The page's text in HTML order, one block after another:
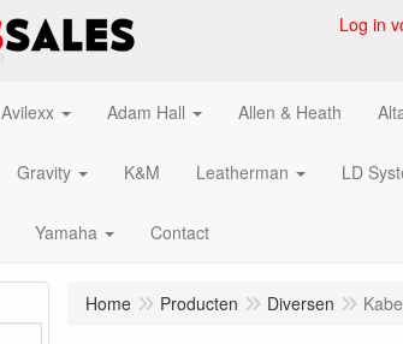
Log in
Avilexx Adam Hall Allen & Heath
Gravity K&M Leatherman LD
Yamaha Contact
Home Producten Diversen